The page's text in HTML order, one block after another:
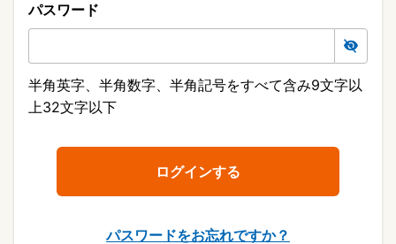
パスワード
半角英字、半角数字、半角記号をすべて含み9文字以
上32文字以下
パスワードをお忘れですか？